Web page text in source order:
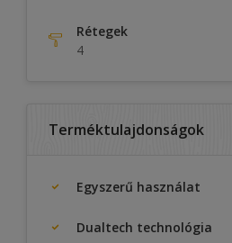
Rétegek
4
Terméktulajdonságok
Egyszerű használat
Dualtech technológia